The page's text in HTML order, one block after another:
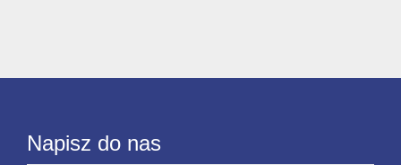
Napisz do nas